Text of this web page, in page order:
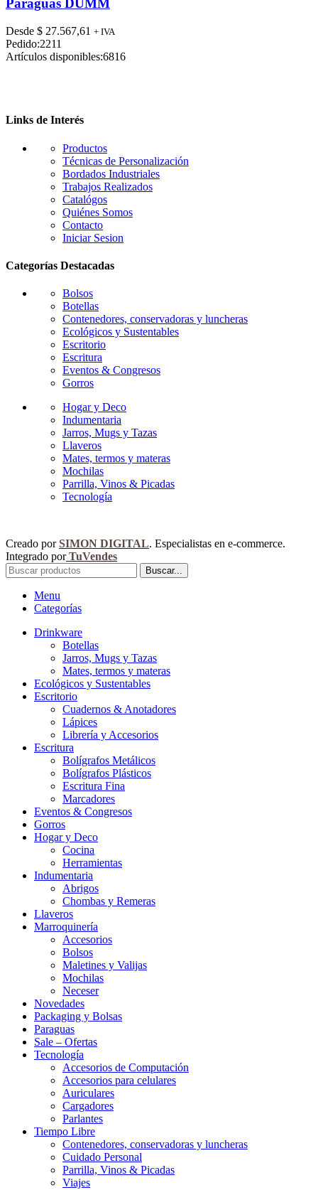
variantes.
opciones
producto
Paraguas DUMM
Desde $ 27.567,61 + IVA
Pedido:2211
Artículos disponibles:6816
Links de Interés
Productos
Técnicas de Personalización
Bordados Industriales
Trabajos Realizados
Catalógos
Quiénes Somos
Contacto
Iniciar Sesion
Categorías Destacadas
Bolsos
Botellas
Contenedores, conservadoras y luncheras
Ecológicos y Sustentables
Escritorio
Escritura
Eventos & Congresos
Gorros
Hogar y Deco
Indumentaria
Jarros, Mugs y Tazas
Llaveros
Mates, termos y materas
Mochilas
Parrilla, Vinos & Picadas
Tecnología
Creado porSIMON DIGITAL. Especialistas en e-commerce.
Integrado porTuVendes
Buscar...
Menu
Categorías
Drinkware
Botellas
Jarros, Mugs y Tazas
Mates, termos y materas
Ecológicos y Sustentables
Escritorio
Cuadernos & Anotadores
Lápices
Librería y Accesorios
Escritura
Bolígrafos Metálicos
Bolígrafos Plásticos
Escritura Fina
Marcadores
Eventos & Congresos
Gorros
Hogar y Deco
Cocina
Herramientas
Indumentaria
Abrigos
Chombas y Remeras
Llaveros
Marroquinería
Accesorios
Bolsos
Maletines y Valijas
Mochilas
Neceser
Novedades
Packaging y Bolsas
Paraguas
Sale – Ofertas
Tecnología
Accesorios de Computación
Accesorios para celulares
Auriculares
Cargadores
Parlantes
Tiempo Libre
Contenedores, conservadoras y luncheras
Cuidado Personal
Parrilla, Vinos & Picadas
Viajes